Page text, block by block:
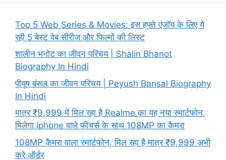
Top 5 Web Series & Movies: इस हफ्ते एंजॉय के लिए ये
रही 5 बेस्ट वेब सीरीज और फिल्मों की लिस्ट
शालीन भनोट का जीवन परिचय | Shalin Bhanot
Biography In Hindi
पीयूष बंसल का जीवन परिचय | Peyush Bansal Biography
In Hindi
मात्र ₹9,999 में मिल रहा है Realme का यह नया स्मार्टफोन,
मिलेगा Iphone वाले फीचर्स के साथ 108MP का कैमरा
108MP कैमरा वाला स्मार्टफोन, मिल रहा है मात्र ₹9,999 अभी
करे ऑर्डर